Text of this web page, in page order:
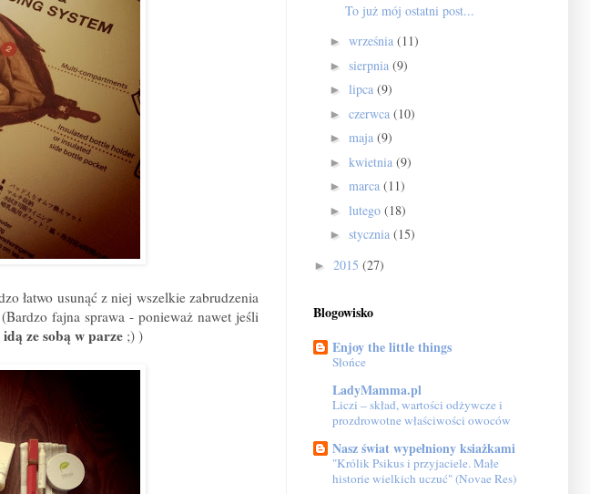
łatwo usunąć z niej wszelkie zabrudzenia
fajna sprawa - ponieważ nawet jeśli
ze sobą w parze ;) )
To już mój ostatni post...
► września (11)
► sierpnia (9)
► lipca (9)
► czerwca (10)
► maja (9)
► kwietnia (9)
► marca (11)
► lutego (18)
► stycznia (15)
► 2015 (27)
Blogowisko
Enjoy the little things
Słońce
LadyMamma.pl
Liczi – skład, wartości odżywcze i
prozdrowotne właściwości owoców
Nasz świat wypełniony ksiażkami
"Królik Psikus i przyjaciele. Małe
historie wielkich uczuć" (Novae Res)